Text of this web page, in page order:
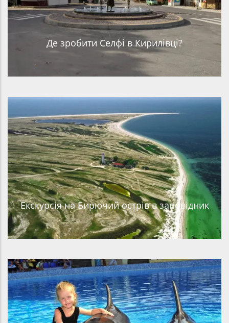
Де зробити Селфі в Кирилівці?
Екскурсія на Бирючий острів в заповідник